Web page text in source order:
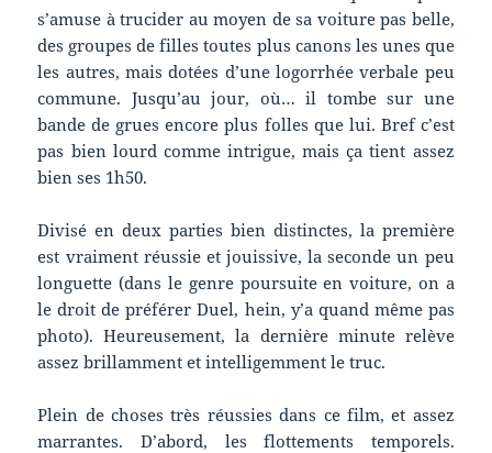
s’amuse à trucider au moyen de sa voiture pas belle,
des groupes de filles toutes plus canons les unes que
les autres, mais dotées d’une logorrhée verbale peu
commune. Jusqu’au jour, où… il tombe sur une
bande de grues encore plus folles que lui. Bref c’est
pas bien lourd comme intrigue, mais ça tient assez
bien ses 1h50.
Divisé en deux parties bien distinctes, la première
est vraiment réussie et jouissive, la seconde un peu
longuette (dans le genre poursuite en voiture, on a
le droit de préférer Duel, hein, y’a quand même pas
photo). Heureusement, la dernière minute relève
assez brillamment et intelligemment le truc.
Plein de choses très réussies dans ce film, et assez
marrantes. D’abord, les flottements temporels.